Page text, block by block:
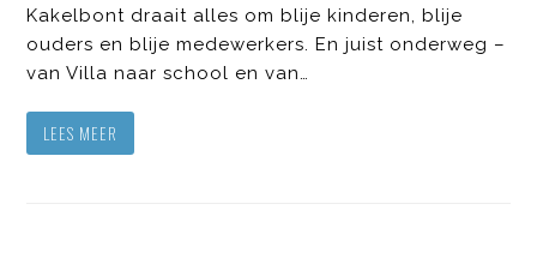
Kakelbont draait alles om blije kinderen, blije
ouders en blije medewerkers. En juist onderweg –
van Villa naar school en van…
LEES MEER